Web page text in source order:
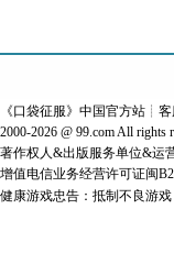
《口袋征服》中国官方站┊客
2000-2026 @ 99.comAll rights
著作权人&出版服务单位&运
增值电信业务经营许可证闽
健康游戏忠告：抵制不良游